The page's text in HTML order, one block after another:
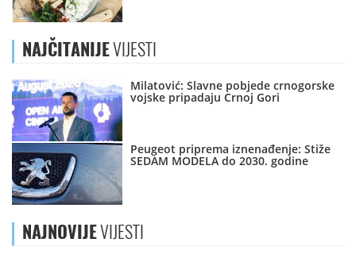
NAJČITANIJEVIJESTI
Milatović: Slavne pobjede crnogorske
vojske pripadaju Crnoj Gori
Peugeot priprema iznenađenje: Stiže
SEDAM MODELA do 2030. godine
NAJNOVIJEVIJESTI